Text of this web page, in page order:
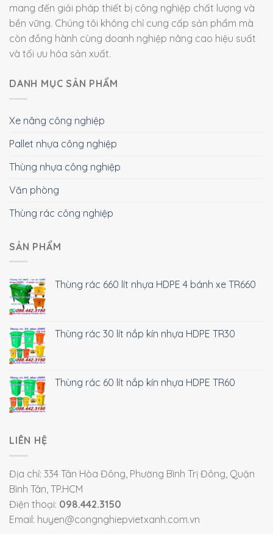
mang đến giải pháp thiết bị công nghiệp chất lượng và
bền vững. Chúng tôi không chỉ cung cấp sản phẩm mà
còn đồng hành cùng doanh nghiệp nâng cao hiệu suất
và tối ưu hóa sản xuất.
DANH MỤC SẢN PHẨM
Xe nâng công nghiệp
Pallet nhựa công nghiệp
Thùng nhựa công nghiệp
Văn phòng
Thùng rác công nghiệp
SẢN PHẨM
Thùng rác 660 lít nhựa HDPE 4 bánh xe TR660
Thùng rác 30 lít nắp kín nhựa HDPE TR30
Thùng rác 60 lít nắp kín nhựa HDPE TR60
LIÊN HỆ
Địa chỉ: 334 Tân Hòa Đông, Phường Bình Trị Đông, Quận
Bình Tân, TP.HCM
Điện thoại: 098.442.3150
Email: huyen@congnghiepvietxanh.com.vn